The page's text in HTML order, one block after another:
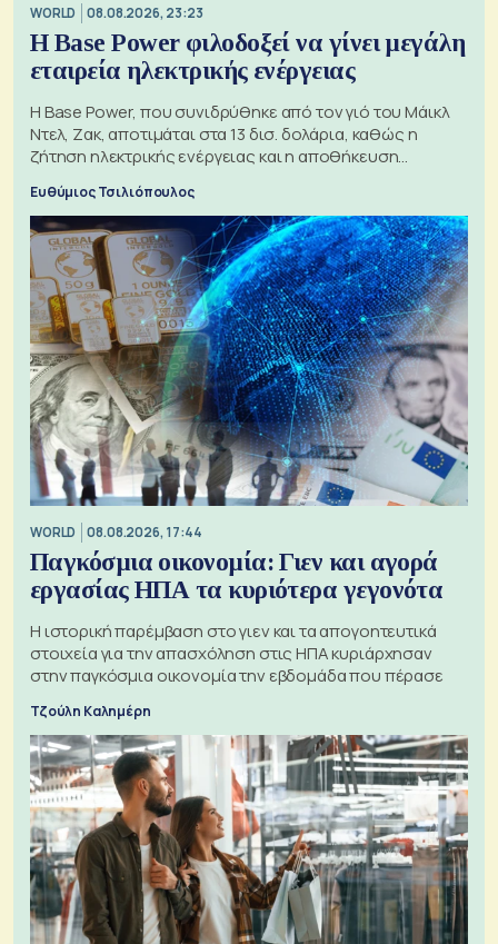
WORLD 08.08.2026, 23:23
Η Base Power φιλοδοξεί να γίνει μεγάλη
εταιρεία ηλεκτρικής ενέργειας
Η Base Power, που συνιδρύθηκε από τον γιό του Μάικλ
Ντελ, Ζακ, αποτιμάται στα 13 δισ. δολάρια, καθώς η
ζήτηση ηλεκτρικής ενέργειας και η αποθήκευση
Ευθύμιος Τσιλιόπουλος
WORLD 08.08.2026, 17:44
Παγκόσμια οικονομία: Γιεν και αγορά
εργασίας ΗΠΑ τα κυριότερα γεγονότα
Η ιστορική παρέμβαση στο γιεν και τα απογοητευτικά
στοιχεία για την απασχόληση στις ΗΠΑ κυριάρχησαν
στην παγκόσμια οικονομία την εβδομάδα που πέρασε
Τζούλη Καλημέρη